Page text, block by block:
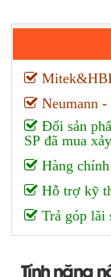
Neumann -
Đổi sản
SP đã mua
Hàng chính
Hỗ trợ kỹ
Trả góp lãi
Tính năng